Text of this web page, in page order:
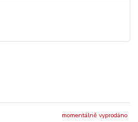
momentálně vyprodáno